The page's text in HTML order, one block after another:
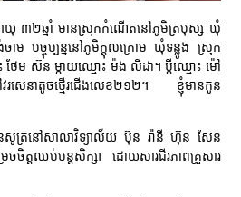
៣២ឆ្នាំ មានស្រុកកំណើតនៅភូមិត្របុស្ស ឃុំ
ាម បច្ចុប្បន្ននៅភូមិក្តុលក្រោម ឃុំទន្លូង ស្រុក
ថែម ស៊ន ម្តាយឈ្មោះ ម៉ង លីដា។ ប្តីឈ្មោះ ម៉ៅ
សេនាតូចថ្មើរជើងលេខ២១២។ ខ្ញុំមានកូន
ៀនសូត្រនៅសាលាវិទ្យាល័យ ប៊ុន រ៉ានី ហ៊ុន សែន
េចចិត្តឈប់បន្តសិក្សា ដោយសារជីរភាពគ្រួសារ